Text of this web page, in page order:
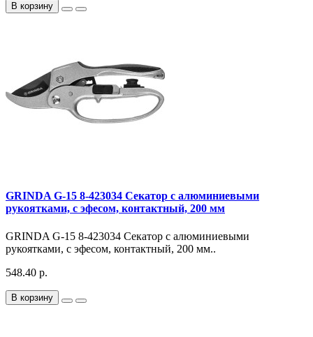
В корзину
GRINDA G-15 8-423034 Секатор с алюминиевыми
рукоятками, с эфесом, контактный, 200 мм
GRINDA G-15 8-423034 Секатор с алюминиевыми
рукоятками, с эфесом, контактный, 200 мм..
548.40 р.
В корзину